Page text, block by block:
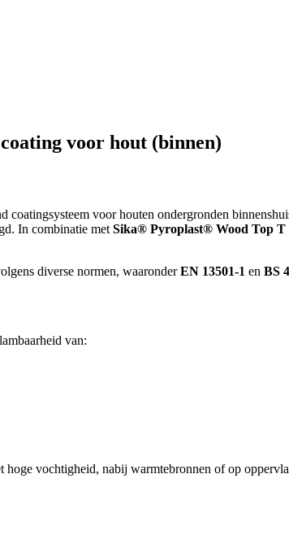
voor hout (binnen)
coatingsysteem voor houten ondergronden
In combinatie metSika® Pyroplast® Wood Top T
diverse normen, waaronderEN 13501-1 en BS
van:
hoge vochtigheid, nabij warmtebronnen of op